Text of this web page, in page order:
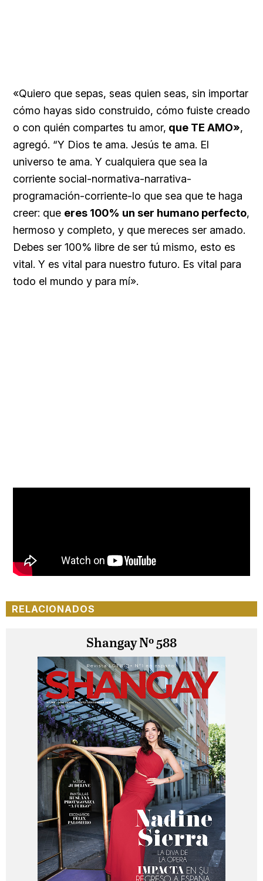
«Quiero que sepas, seas quien seas, sin importar
cómo hayas sido construido, cómo fuiste creado
o con quién compartes tu amor, que TE AMO»,
agregó. “Y Dios te ama. Jesús te ama. El
universo te ama. Y cualquiera que sea la
corriente social-normativa-narrativa-
programación-corriente-lo que sea que te haga
creer: que eres 100% un ser humano perfecto,
hermoso y completo, y que mereces ser amado.
Debes ser 100% libre de ser tú mismo, esto es
vital. Y es vital para nuestro futuro. Es vital para
todo el mundo y para mí».
RELACIONADOS
Shangay Nº 588